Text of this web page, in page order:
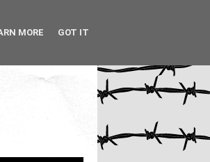
MORE GOT IT